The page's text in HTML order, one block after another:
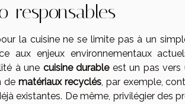
responsables
la cuisine ne se limite pas à un
aux enjeux environnementaux
à une cuisine durableest un pas vers
de matériaux recyclés, par exemple,
existantes. De même, privilégier des